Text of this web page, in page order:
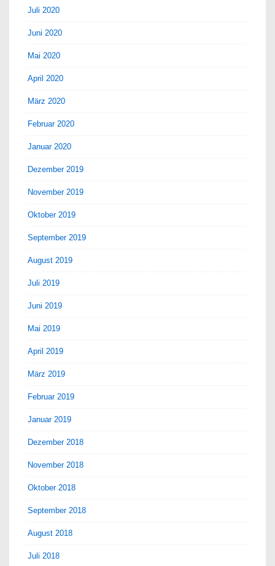
Juli 2020
Juni 2020
Mai 2020
April 2020
März 2020
Februar 2020
Januar 2020
Dezember 2019
November 2019
Oktober 2019
September 2019
August 2019
Juli 2019
Juni 2019
Mai 2019
April 2019
März 2019
Februar 2019
Januar 2019
Dezember 2018
November 2018
Oktober 2018
September 2018
August 2018
Juli 2018